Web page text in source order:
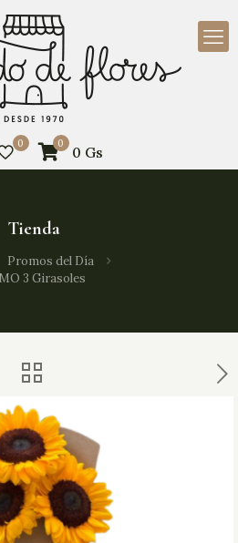
0 0 0 Gs
Tienda
Promos del Día
3 Girasoles